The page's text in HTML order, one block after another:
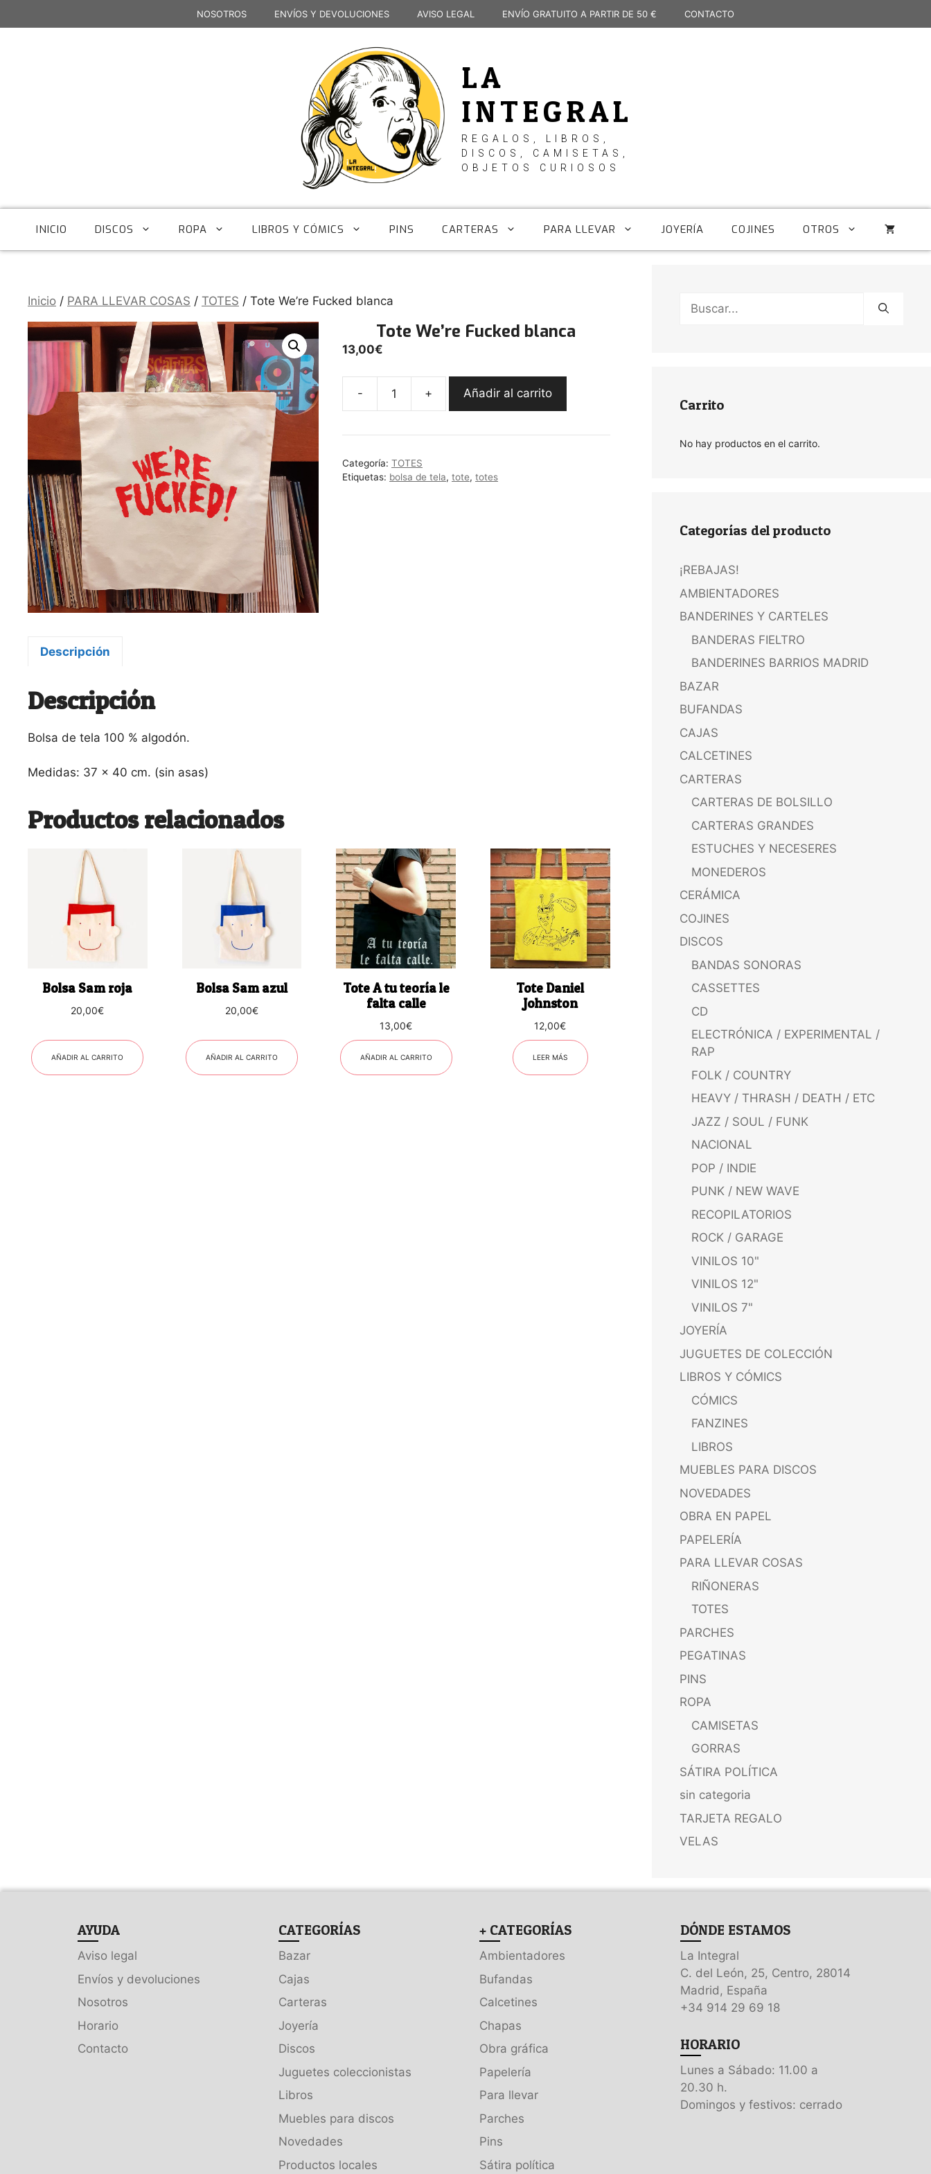
al
NOSOTROS ENVÍOS Y DEVOLUCIONES AVISO LEGAL ENVÍO GRATUITO A PARTIR DE 50 € CONTACTO
LA
INTEGRAL
REGALOS, LIBROS,
DISCOS, CAMISETAS,
OBJETOS CURIOSOS
INICIO DISCOS ROPA LIBROS Y CÓMICS PINS CARTERAS PARA LLEVAR JOYERÍA COJINES OTROS
Inicio / PARA LLEVAR COSAS / TOTES / Tote We’re Fucked blanca
Tote We’re Fucked blanca
13,00€
-
Fucked
cantidad
+ Añadir al carrito
Categoría:TOTES
Etiquetas: bolsa de tela,tote,totes
Descripción
Descripción
Bolsa de tela 100 % algodón.
Medidas: 37 x 40 cm. (sin asas)
Productos relacionados
Bolsa Sam roja
20,00€
AÑADIR AL CARRITO
Bolsa Sam azul
20,00€
AÑADIR AL CARRITO
Tote A tu teoría le
falta calle
13,00€
AÑADIR AL CARRITO
Tote Daniel
Johnston
12,00€
LEER MÁS
Buscar:
Carrito
No hay productos en el carrito.
Categorías del producto
¡REBAJAS!
AMBIENTADORES
BANDERINES Y CARTELES
BANDERAS FIELTRO
BANDERINES BARRIOS MADRID
BAZAR
BUFANDAS
CAJAS
CALCETINES
CARTERAS
CARTERAS DE BOLSILLO
CARTERAS GRANDES
ESTUCHES Y NECESERES
MONEDEROS
CERÁMICA
COJINES
DISCOS
BANDAS SONORAS
CASSETTES
CD
ELECTRÓNICA / EXPERIMENTAL /
RAP
FOLK / COUNTRY
HEAVY / THRASH / DEATH / ETC
JAZZ / SOUL / FUNK
NACIONAL
POP / INDIE
PUNK / NEW WAVE
RECOPILATORIOS
ROCK / GARAGE
VINILOS 10"
VINILOS 12"
VINILOS 7"
JOYERÍA
JUGUETES DE COLECCIÓN
LIBROS Y CÓMICS
CÓMICS
FANZINES
LIBROS
MUEBLES PARA DISCOS
NOVEDADES
OBRA EN PAPEL
PAPELERÍA
PARA LLEVAR COSAS
RIÑONERAS
TOTES
PARCHES
PEGATINAS
PINS
ROPA
CAMISETAS
GORRAS
SÁTIRA POLÍTICA
sin categoria
TARJETA REGALO
VELAS
AYUDA
Aviso legal
Envíos y devoluciones
Nosotros
Horario
Contacto
CATEGORÍAS
Bazar
Cajas
Carteras
Joyería
Discos
Juguetes coleccionistas
Libros
Muebles para discos
Novedades
Productos locales
+ CATEGORÍAS
Ambientadores
Bufandas
Calcetines
Chapas
Obra gráfica
Papelería
Para llevar
Parches
Pins
Sátira política
DÓNDE ESTAMOS
La Integral
C. del León, 25, Centro, 28014
Madrid, España
+34 914 29 69 18
HORARIO
Lunes a Sábado: 11.00 a
20.30 h.
Domingos y festivos: cerrado